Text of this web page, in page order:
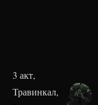
3 акт,
Травинкал,